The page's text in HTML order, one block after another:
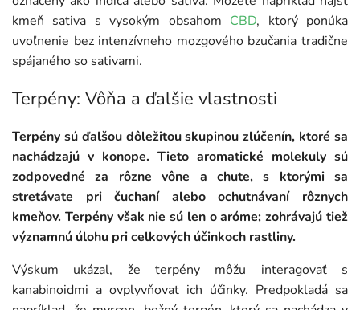
kmeň sativa s vysokým obsahom CBD, ktorý ponúka
uvoľnenie bez intenzívneho mozgového bzučania tradične
spájaného so sativami.
Terpény: Vôňa a ďalšie vlastnosti
Terpény sú ďalšou dôležitou skupinou zlúčenín, ktoré sa
nachádzajú v konope. Tieto aromatické molekuly sú
zodpovedné za rôzne vône a chute, s ktorými sa
stretávate pri čuchaní alebo ochutnávaní rôznych
kmeňov. Terpény však nie sú len o aróme; zohrávajú tiež
významnú úlohu pri celkových účinkoch rastliny.
Výskum ukázal, že terpény môžu interagovať s
kanabinoidmi a ovplyvňovať ich účinky. Predpokladá sa